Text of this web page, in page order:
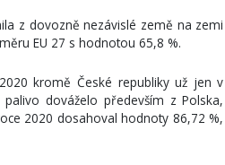
z dovozně nezávislé země na zemi
EU 27 s hodnotou 65,8 %.
kromě České republiky už jen v
dováželo především z Polska,
2020 dosahoval hodnoty 86,72 %,